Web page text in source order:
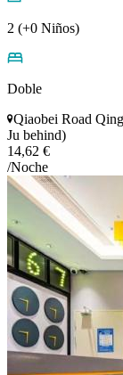
2 (+0 Niños)
Doble
Qiaobei Road
Ju behind)
14,62 €
/Noche